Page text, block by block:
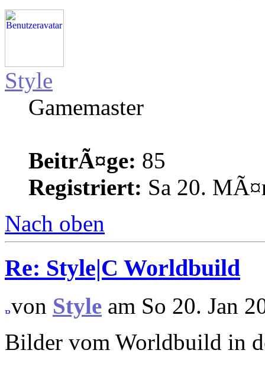
Style
Gamemaster
BeitrÃ¤ge: 85
Registriert: Sa 20.
Nach oben
Re: Style|C Worldbuild
von Style am So 20. Jan
Bilder vom Worldbuild in